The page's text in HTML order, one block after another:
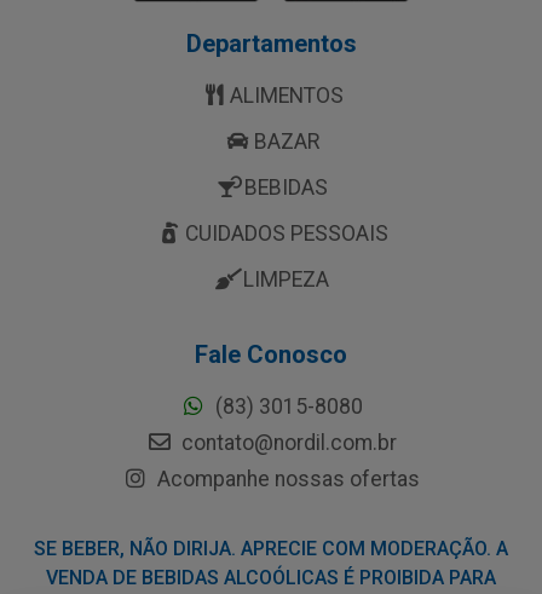
Departamentos
ALIMENTOS
BAZAR
BEBIDAS
CUIDADOS PESSOAIS
LIMPEZA
Fale Conosco
(83) 3015-8080
contato@nordil.com.br
Acompanhe nossas ofertas
SE BEBER, NÃO DIRIJA. APRECIE COM MODERAÇÃO. A
VENDA DE BEBIDAS ALCOÓLICAS É PROIBIDA PARA